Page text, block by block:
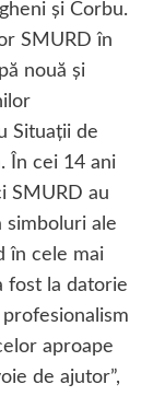
şi Corbu.
SMURD în
nouă şi
Situaţii de
În cei 14 ani
SMURD au
ale
în cele mai
fost la datorie
aproape
de ajutor”,